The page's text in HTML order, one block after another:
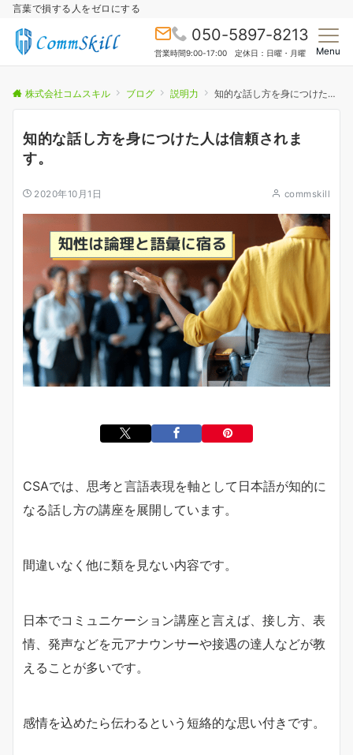
言葉で損する人をゼロにする
050-5897-8213
営業時間9:00-17:00 定休日：日曜・月曜 Menu
株式会社コムスキル ブログ 説明力 知的な話し方を身につけた人は信頼されます。
知的な話し方を身につけた人は信頼されま
す。
2020年10月1日 commskill
CSAでは、思考と言語表現を軸として日本語が知的に
なる話し方の講座を展開しています。
間違いなく他に類を見ない内容です。
日本でコミュニケーション講座と言えば、接し方、表
情、発声などを元アナウンサーや接遇の達人などが教
えることが多いです。
感情を込めたら伝わるという短絡的な思い付きです。